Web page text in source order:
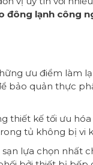
đông lạnh công
ưu điểm làm
bảo quản thực
thiết kế tối ưu
tủ không bị vi
lựa chọn nhất